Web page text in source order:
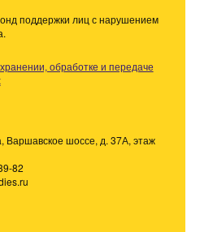
поддержки лиц с нарушением
обработке и передаче
Варшавское шоссе, д. 37А, этаж
82